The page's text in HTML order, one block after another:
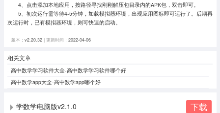
4、点击添加本地应用，按路径寻找刚刚解压包目录内的APK包，双击即可。
5、初次运行需等待4-5分钟，加载模拟器环境，出现应用图标即可运行了。
后期再
次运行时，已有模拟器环境，则可快速的启动。
版本： v2.20.32| 更新时间： 2022-04-06
相关文章
高中数学学习软件大全-高中数学学习软件哪个好
高中数学app大全-高中数学app哪个好
学数学电脑版v2.1.0 下载